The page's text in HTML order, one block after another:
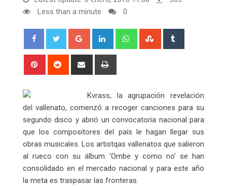
Less than a minute
0
Google+ LinkedIn WhatsappStumbleUpon
Pinterest Reddit
Share
Kvrass, la agrupación revelación
del vallenato, comenzó a recoger canciones para su
segundo disco y abrió un convocatoria nacional para
que los compositores del país le hagan llegar sus
obras musicales. Los artistqas vallenatos que salieron
al rueco con su álbum ‘Ombe y como no’ se han
consolidado en el mercado nacional y para este año
la meta es traspasar las fronteras.